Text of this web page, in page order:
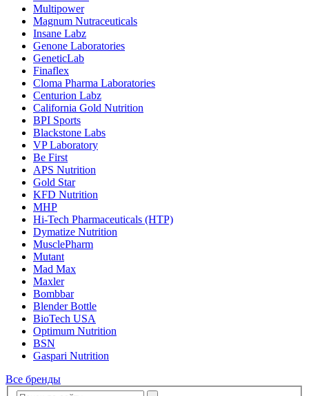
Multipower
Magnum Nutraceuticals
Insane Labz
Genone Laboratories
GeneticLab
Finaflex
Cloma Pharma Laboratories
Centurion Labz
California Gold Nutrition
BPI Sports
Blackstone Labs
VP Laboratory
Be First
APS Nutrition
Gold Star
KFD Nutrition
MHP
Hi-Tech Pharmaceuticals (HTP)
Dymatize Nutrition
MusclePharm
Mutant
Mad Max
Maxler
Bombbar
Blender Bottle
BioTech USA
Optimum Nutrition
BSN
Gaspari Nutrition
Все бренды